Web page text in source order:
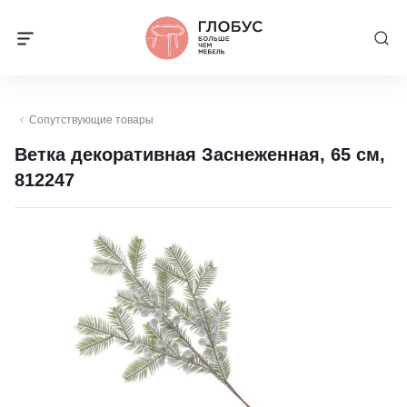
Сопутствующие товары
Ветка декоративная Заснеженная, 65 см,
812247